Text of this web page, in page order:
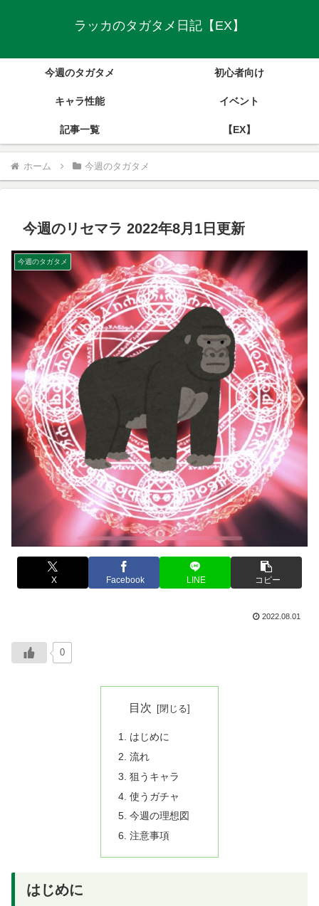
ラッカのタガタメ日記【EX】
今週のタガタメ 初心者向け
キャラ性能 イベント
記事一覧 【EX】
ホーム 今週のタガタメ
今週のリセマラ 2022年8月1日更新
今週のタガタメ
X Facebook LINE コピー
2022.08.01
0
目次
はじめに
流れ
狙うキャラ
使うガチャ
今週の理想図
注意事項
はじめに